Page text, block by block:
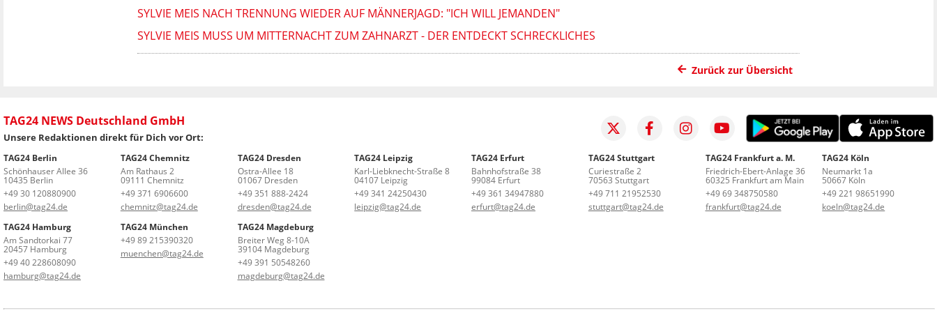
SYLVIE MEIS NACH TRENNUNG WIEDER AUF MÄNNERJAGD: "ICH WILL JEMANDEN"
SYLVIE MEIS MUSS UM MITTERNACHT ZUM ZAHNARZT - DER ENTDECKT SCHRECKLICHES
Zurück zur Übersicht
TAG24 NEWS Deutschland GmbH
Unsere Redaktionen direkt für Dich vor Ort:
TAG24 Berlin
Schönhauser Allee 36
10435 Berlin
+49 30 120880900
berlin@tag24.de
TAG24 Chemnitz
Am Rathaus 2
09111 Chemnitz
+49 371 6906600
chemnitz@tag24.de
TAG24 Dresden
Ostra-Allee 18
01067 Dresden
+49 351 888-2424
dresden@tag24.de
TAG24 Leipzig
Karl-Liebknecht-Straße 8
04107 Leipzig
+49 341 24250430
leipzig@tag24.de
TAG24 Erfurt
Bahnhofstraße 38
99084 Erfurt
+49 361 34947880
erfurt@tag24.de
TAG24 Stuttgart
Curiestraße 2
70563 Stuttgart
+49 711 21952530
stuttgart@tag24.de
TAG24 Frankfurt a. M.
Friedrich-Ebert-Anlage 36
60325 Frankfurt am Main
+49 69 348750580
frankfurt@tag24.de
TAG24 Köln
Neumarkt 1a
50667 Köln
+49 221 98651990
koeln@tag24.de
TAG24 Hamburg
Am Sandtorkai 77
20457 Hamburg
+49 40 228608090
hamburg@tag24.de
TAG24 München
+49 89 215390320
muenchen@tag24.de
TAG24 Magdeburg
Breiter Weg 8-10A
39104 Magdeburg
+49 391 50548260
magdeburg@tag24.de